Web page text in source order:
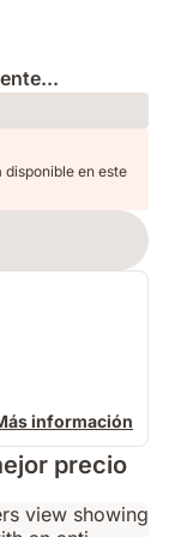
disponible en este
información
precio